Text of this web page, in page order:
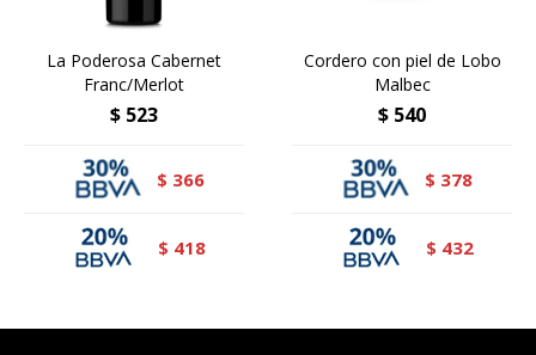
La Poderosa Cabernet
Franc/Merlot
$ 523
$ 366
$ 418
Cordero con piel de Lobo
Malbec
$ 540
$ 378
$ 432